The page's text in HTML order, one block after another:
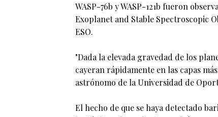
WASP-76b y WASP-121b fueron
Exoplanet and Stable Spectroscopic
ESO.
"Dada la elevada gravedad de los
cayeran rápidamente en las capas
astrónomo de la Universidad de
El hecho de que se haya detectado